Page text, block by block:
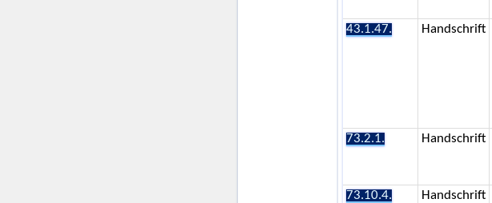
43.1.47.
Handschrift
73.2.1.
Handschrift
73.10.4.
Handschrift